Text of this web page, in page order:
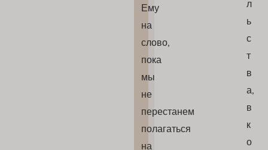
Ему
на
слово,
пока
мы
не
перестанем
полагаться
на
л
ь
с
т
в
а,
в
к
о